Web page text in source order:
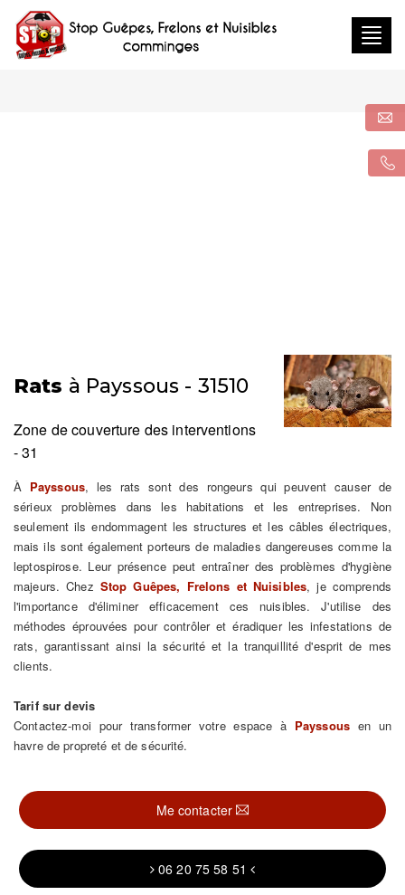
Rats à Payssous - 31510
Zone de couverture des interventions
- 31
À Payssous, les rats sont des rongeurs qui peuvent causer de
sérieux problèmes dans les habitations et les entreprises. Non
seulement ils endommagent les structures et les câbles électriques,
mais ils sont également porteurs de maladies dangereuses comme la
leptospirose. Leur présence peut entraîner des problèmes d'hygiène
majeurs. Chez Stop Guêpes, Frelons et Nuisibles, je comprends
l'importance d'éliminer efficacement ces nuisibles. J'utilise des
méthodes éprouvées pour contrôler et éradiquer les infestations de
rats, garantissant ainsi la sécurité et la tranquillité d'esprit de mes
clients.
Tarif sur devis
Contactez-moi pour transformer votre espace à Payssous en un
havre de propreté et de sécurité.
Me contacter
06 20 75 58 51